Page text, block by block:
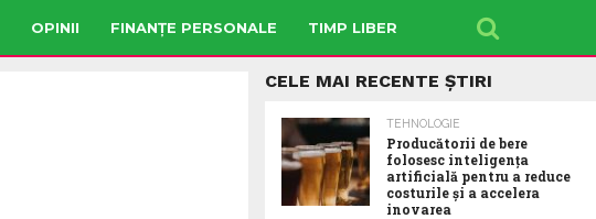
OPINII FINANȚE PERSONALE TIMP LIBER
CELE MAI RECENTE ȘTIRI
TEHNOLOGIE
Producătorii de bere
folosesc inteligența
artificială pentru a reduce
costurile și a accelera
inovarea